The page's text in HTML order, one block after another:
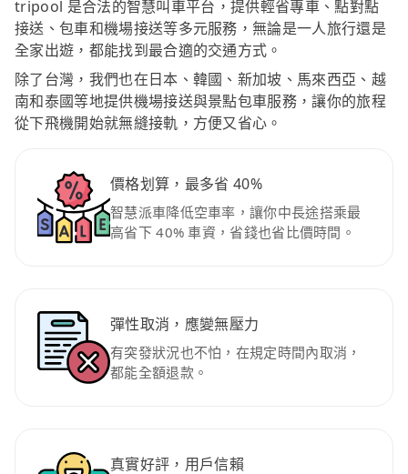
tripool 是合法的智慧叫車平台，提供輕省專車、點對點
接送、包車和機場接送等多元服務，無論是一人旅行還是
全家出遊，都能找到最合適的交通方式。
除了台灣，我們也在日本、韓國、新加坡、馬來西亞、越
南和泰國等地提供機場接送與景點包車服務，讓你的旅程
從下飛機開始就無縫接軌，方便又省心。
價格划算，最多省 40%
智慧派車降低空車率，讓你中長途搭乘最
高省下 40% 車資，省錢也省比價時間。
彈性取消，應變無壓力
有突發狀況也不怕，在規定時間內取消，
都能全額退款。
真實好評，用戶信賴